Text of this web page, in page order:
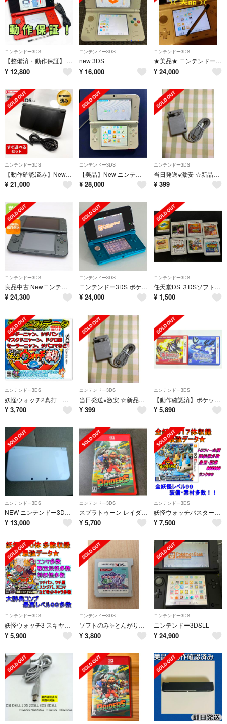
ニンテンドー3DS
【整備済・動作保証】 ニンテンドー3DS 付属品あり ◆B40
¥ 12,800
ニンテンドー3DS
new 3DS
¥ 16,000
ニンテンドー3DS
★美品★ ニンテンドー3DS ポケモンバンク ポケムーバー 中古本体
¥ 24,000
ニンテンドー3DS
【動作確認済み】Newニンテンドー3DS LL メタリックブラック 567
¥ 21,000
ニンテンドー3DS
【美品】New ニンテンドー3DS LL パールホワイト【24h以内発送】
¥ 28,000
ニンテンドー3DS
当日発送※激安 ☆新品3ds/2ds/3dsll充電器
¥ 399
ニンテンドー3DS
良品中古 Newニンテンドー3DS LL メタリックブラック
¥ 24,300
ニンテンドー3DS
ニンテンドー3DS ポケモンバンク ポケムーバー
¥ 24,000
ニンテンドー3DS
任天堂DS ３DSソフト セット売り まとめ売り
¥ 1,500
ニンテンドー3DS
妖怪ウォッチ2真打 やりこみデータ
¥ 3,700
ニンテンドー3DS
当日発送※激安 ☆新品3ds/2ds/3dsll充電器
¥ 399
ニンテンドー3DS
【動作確認済】ポケットモンスター オメガルビー アルファサファイア
¥ 5,890
ニンテンドー3DS
NEW ニンテンドー3DSLL ジャンク
¥ 13,000
ニンテンドー3DS
スプラトゥーン レイダース -Switch2 -Splatoon RAIDERS
¥ 5,700
ニンテンドー3DS
妖怪ウォッチバスターズ 白犬隊 最強データ＋スシ＋テンプラ
¥ 7,500
ニンテンドー3DS
妖怪ウォッチ3 スキヤキ 最強データ
¥ 5,900
ニンテンドー3DS
ソフトのみ✨とんがりボウシと魔法の町 3DS✨即日発送可
¥ 3,800
ニンテンドー3DS
ニンテンドー3DSLL
¥ 24,900